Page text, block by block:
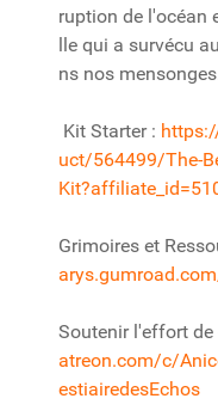
ruption de l'océan
lle qui a survécu
ns nos
Kit Starter :
uct/564499/The-
Grimoires et
Soutenir l'effort de
atreon.com/c/
estiairedesEchos